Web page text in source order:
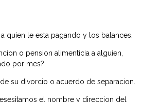
quien le esta pagando y los balances.
o pension alimenticia a alguien,
por mes?
su divorcio o acuerdo de separacion.
el nombre y direccion del